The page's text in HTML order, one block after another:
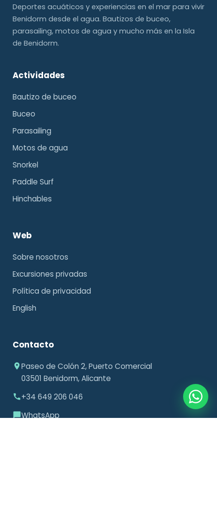
Deportes acuáticos y experiencias en el mar para vivir
Benidorm desde el agua. Bautizos de buceo,
parasailing, motos de agua y mucho más en la Isla
de Benidorm.
Actividades
Bautizo de buceo
Buceo
Parasailing
Motos de agua
Snorkel
Paddle Surf
Hinchables
Web
Sobre nosotros
Excursiones privadas
Política de privacidad
English
Contacto
Paseo de Colón 2, Puerto Comercial
03501 Benidorm, Alicante
+34 649 206 046
WhatsApp